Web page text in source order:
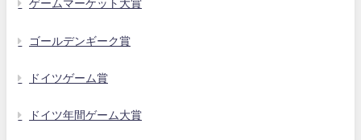
ゲームマーケット大賞
ゴールデンギーク賞
ドイツゲーム賞
ドイツ年間ゲーム大賞